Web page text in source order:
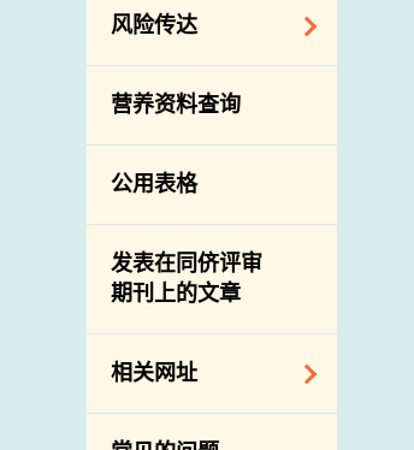
食物消费量调查
总膳食研究
有机食物
高风险食物
抗菌素耐药性
屠房及疾病监测
宰前检验
宰后检验
结果
屠房及肉类检验
风险传达
主题项目
项目及活动
资讯平台
下载
公开比赛
营养资料查询
公用表格
发表在同侪评审
期刊上的文章
相关网址
相关政府部门／机